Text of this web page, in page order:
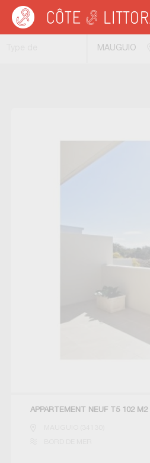
Côte & Littoral > Immobilier neuf >
APPARTEMENT NEUF T5 102
MAUGUIO